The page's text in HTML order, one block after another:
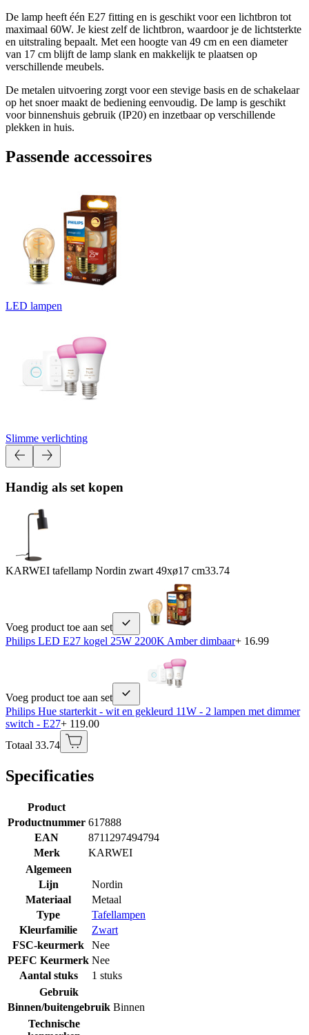
De lamp heeft één E27 fitting en is geschikt voor een lichtbron tot
maximaal 60W. Je kiest zelf de lichtbron, waardoor je de lichtsterkte
en uitstraling bepaalt. Met een hoogte van 49 cm en een diameter
van 17 cm blijft de lamp slank en makkelijk te plaatsen op
verschillende meubels.
De metalen uitvoering zorgt voor een stevige basis en de schakelaar
op het snoer maakt de bediening eenvoudig. De lamp is geschikt
voor binnenshuis gebruik (IP20) en inzetbaar op verschillende
plekken in huis.
Passende accessoires
LED lampen
Slimme verlichting
Handig als set kopen
KARWEI tafellamp Nordin zwart 49xø17 cm33.74
Voeg product toe aan set
Philips LED E27 kogel 25W 2200K Amber dimbaar+ 16.99
Voeg product toe aan set
Philips Hue starterkit - wit en gekleurd 11W - 2 lampen met dimmer
switch - E27+ 119.00
Totaal 33.74
Specificaties
Product
Productnummer 617888
EAN
8711297494794
Merk
KARWEI
Algemeen
Lijn
Nordin
Materiaal
Metaal
Type
Tafellampen
Kleurfamilie
Zwart
FSC-keurmerk
Nee
PEFC Keurmerk Nee
Aantal stuks
1 stuks
Gebruik
Binnen/buitengebruik Binnen
Technische